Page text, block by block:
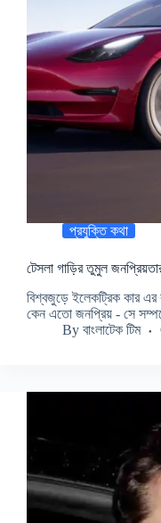
প্রযুক্তি কথা
টেসলা গাড়ির তুমুল
বিশ্বজুড়ে ইলেকট্রিক কার এর
কেন এতো জনপ্রিয় - সে
By বাংলাটেক টিম